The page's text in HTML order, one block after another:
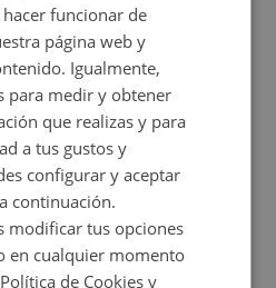
144 m2 1 Baños
funcionar de
página web y
Igualmente,
para medir y obtener
que realizas y para
a tus gustos y
configurar y aceptar
continuación.
modificar tus opciones
en cualquier momento
de Cookies y